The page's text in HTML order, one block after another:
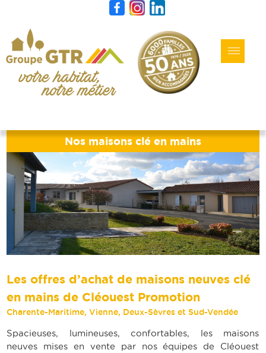
Nos maisons clé en mains
Les offres d’achat de maisons neuves clé
en mains de Cléouest Promotion
Charente-Maritime, Vienne, Deux-Sèvres et Sud-Vendée
Spacieuses, lumineuses, confortables, les maisons
neuves mises en vente par nos équipes de Cléouest